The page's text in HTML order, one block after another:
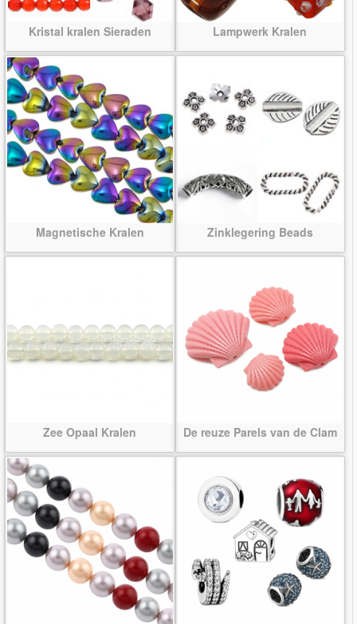
Kristal kralen Sieraden Lampwerk Kralen
Magnetische Kralen Zinklegering Beads
Zee Opaal Kralen De reuze Parels van de Clam